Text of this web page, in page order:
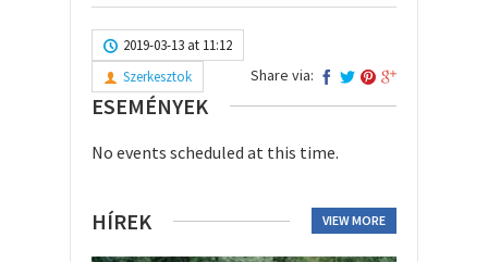
2019-03-13 at 11:12
Szerkesztok
Share via:
ESEMÉNYEK
No events scheduled at this time.
HÍREK VIEW MORE